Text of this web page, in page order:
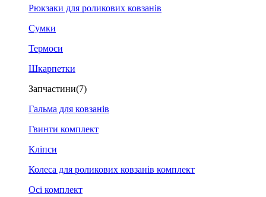
Рюкзаки для роликових ковзанів
Сумки
Термоси
Шкарпетки
Запчастини(7)
Гальма для ковзанів
Гвинти комплект
Кліпси
Колеса для роликових ковзанів комплект
Осі комплект